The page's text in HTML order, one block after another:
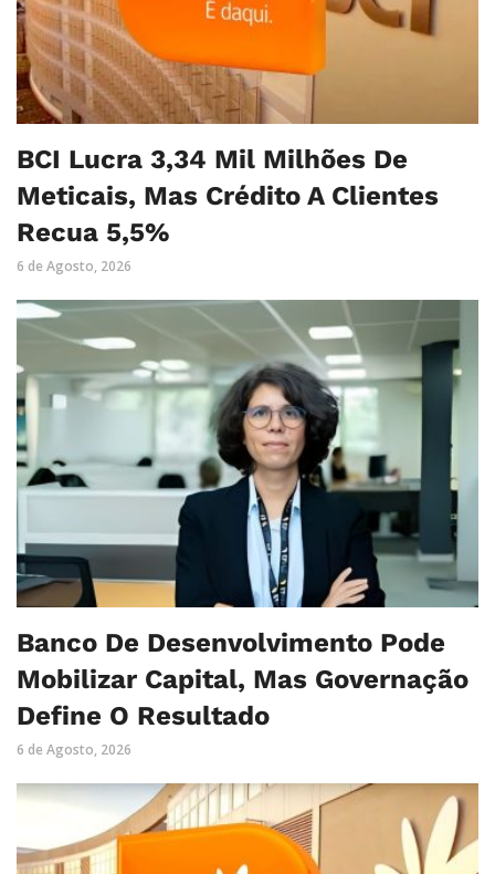
BCI Lucra 3,34 Mil Milhões De
Meticais, Mas Crédito A Clientes
Recua 5,5%
6 de Agosto, 2026
Banco De Desenvolvimento Pode
Mobilizar Capital, Mas Governação
Define O Resultado
6 de Agosto, 2026